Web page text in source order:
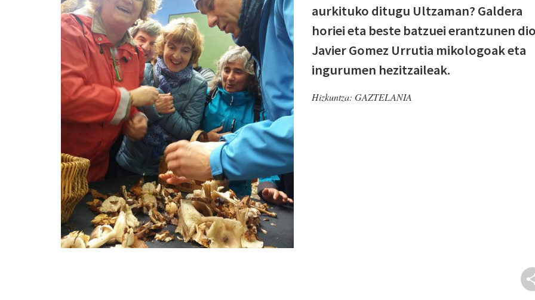
aurkituko ditugu Ultzaman? Galdera
horiei eta beste batzuei erantzunen dio
Javier Gomez Urrutia mikologoak eta
ingurumen hezitzaileak.
Hizkuntza: GAZTELANIA